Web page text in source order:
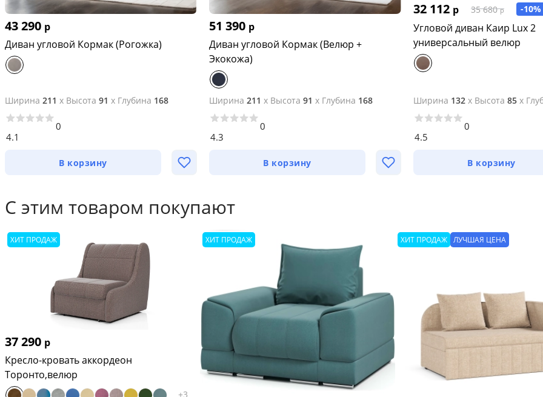
43 290 р
Диван угловой Кормак (Рогожка)
Ширина 211 x Высота 91 x Глубина 168
4.1
0
В корзину
51 390 р
Диван угловой Кормак (Велюр +
Экокожа)
Ширина 211 x Высота 91 x Глубина 168
4.3
0
В корзину
32 112 р 35 680 р -10%
Угловой диван Каир Lux 2
универсальный велюр
Ширина 132 x Высота 85 x
4.5
0
В корзину
С этим товаром покупают
ХИТ ПРОДАЖ
37 290 р
Кресло-кровать аккордеон
Торонто,велюр
+3
ХИТ ПРОДАЖ ХИТ ПРОДАЖ ЛУЧШАЯ ЦЕНА